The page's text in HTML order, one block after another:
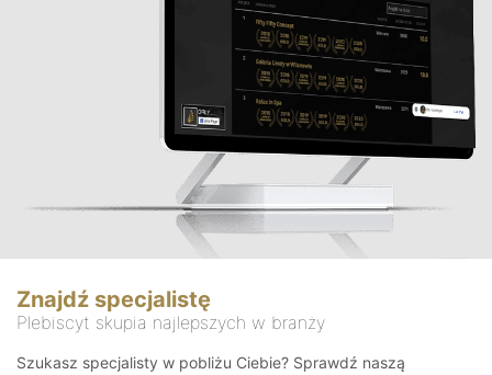
Znajdź specjalistę
Plebiscyt skupia najlepszych w branży
Szukasz specjalisty w pobliżu Ciebie? Sprawdź naszą